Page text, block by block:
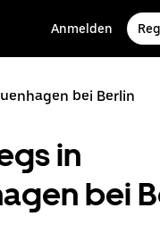
Anmelden
bei Berlin
in
bei